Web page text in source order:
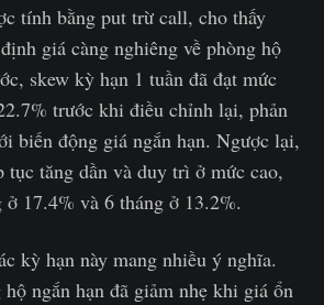
tính bằng put trừ call, cho thấy
giá càng nghiêng về phòng hộ
skew kỳ hạn 1 tuần đã đạt mức
trước khi điều chỉnh lại, phản
biến động giá ngắn hạn. Ngược lại,
tục tăng dần và duy trì ở mức cao,
17.4% và 6 tháng ở 13.2%.
kỳ hạn này mang nhiều ý nghĩa.
ngắn hạn đã giảm nhẹ khi giá ổn